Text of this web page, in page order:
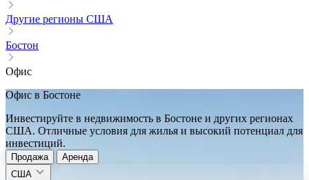
Другие регионы США
Бостон
Офис
Офис в Бостоне
Инвестируйте в недвижимость в Бостоне и других регионах
США. Отличные условия для жилья и высокий потенциал для
инвестиций.
Продажа
Аренда
США